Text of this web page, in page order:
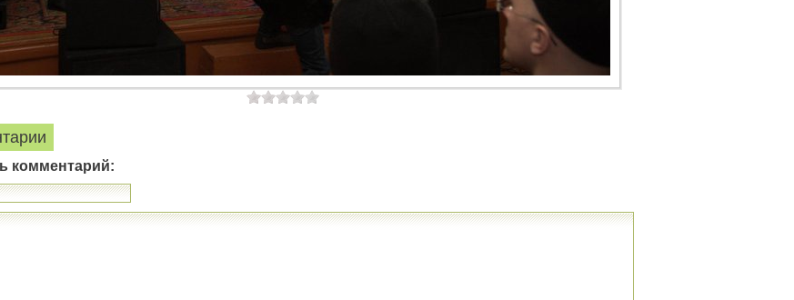
комментарий: